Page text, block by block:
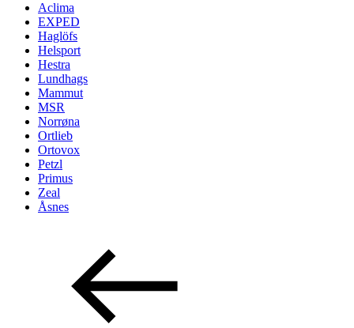
Aclima
EXPED
Haglöfs
Helsport
Hestra
Lundhags
Mammut
MSR
Norrøna
Ortlieb
Ortovox
Petzl
Primus
Zeal
Åsnes